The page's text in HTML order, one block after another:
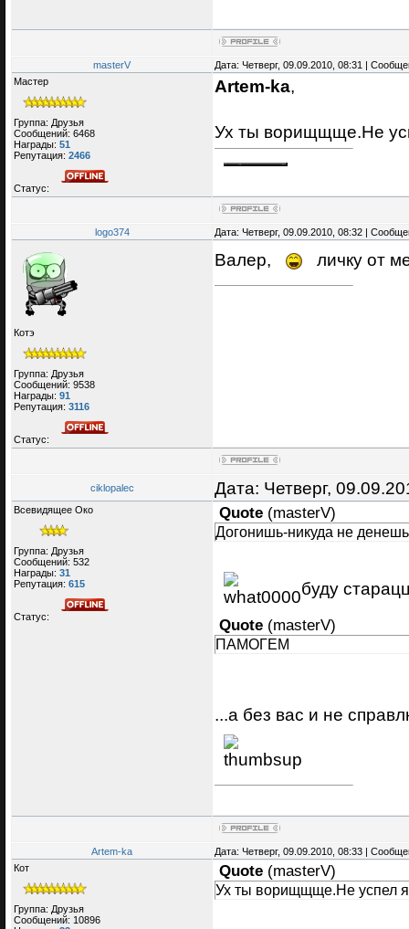
masterV
Дата: Четверг, 09.09.2010, 08:31 |
Мастер
Группа: Друзья
Сообщений: 6468
Награды: 51
Репутация: 2466
Статус:
Artem-ka,
Ух ты ворищщще.Не
logo374 Дата: Четверг, 09.09.2010, 08:32 |
Котэ
Группа: Друзья
Сообщений: 9538
Награды: 91
Репутация: 3116
Статус:
Валер, личку от
ciklopalec Дата: Четверг,
Всевидящее Око
Группа: Друзья
Сообщений: 532
Награды: 31
Репутация: 615
Статус:
Quote (masterV)
Догонишь-никуда не
буду
Quote (masterV)
ПАМОГЕМ
...а без вас и не
Artem-ka
Дата: Четверг, 09.09.2010, 08:33 |
Кот
Группа: Друзья
Сообщений: 10896
Quote (masterV)
Ух ты ворищщще.Не успел